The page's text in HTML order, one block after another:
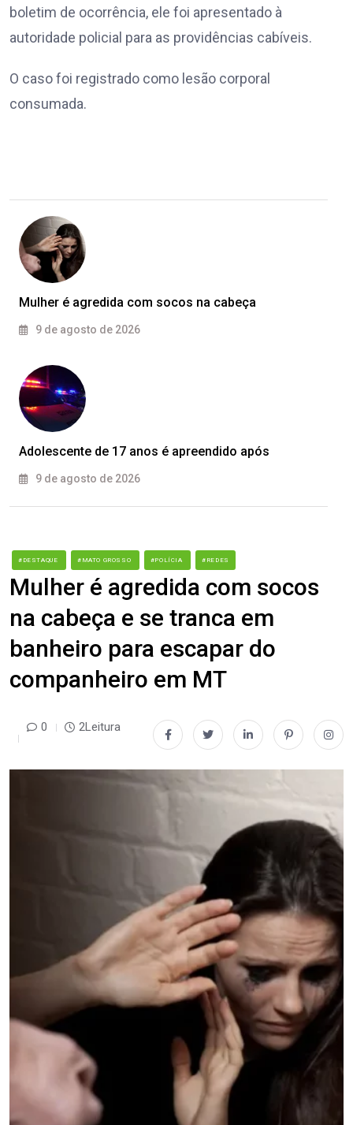
boletim de ocorrência, ele foi apresentado à
autoridade policial para as providências cabíveis.
O caso foi registrado como lesão corporal
consumada.
Mulher é agredida com socos na cabeça
9 de agosto de 2026
Adolescente de 17 anos é apreendido após
9 de agosto de 2026
#DESTAQUE #MATO GROSSO #POLÍCIA #REDES
Mulher é agredida com socos
na cabeça e se tranca em
banheiro para escapar do
companheiro em MT
0 2Leitura